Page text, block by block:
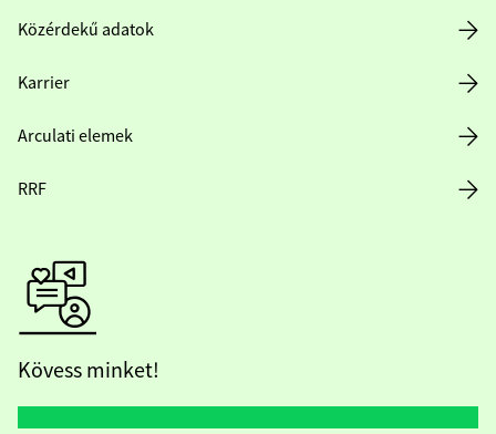
Közérdekű adatok
Karrier
Arculati elemek
RRF
Kövess minket!